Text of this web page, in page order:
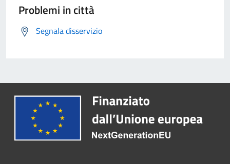
Problemi in città
Segnala disservizio